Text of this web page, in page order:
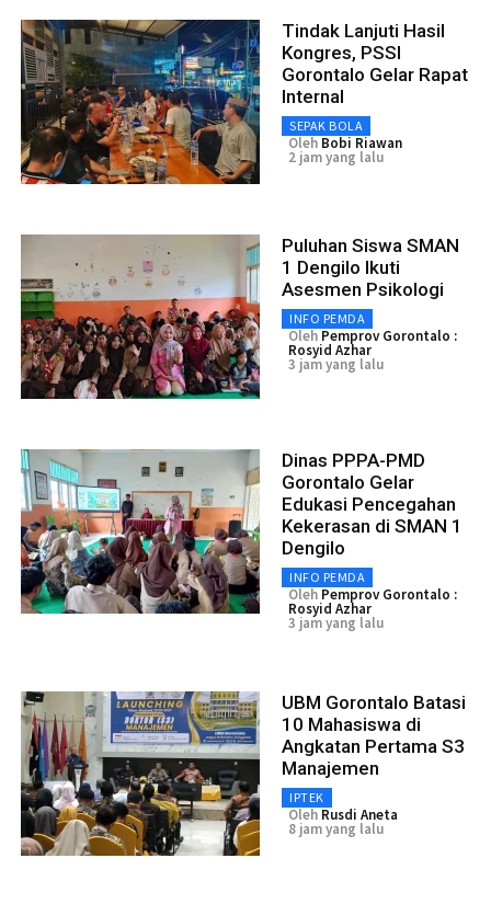
Tindak Lanjuti Hasil
Kongres, PSSI
Gorontalo Gelar Rapat
Internal
SEPAK BOLA
Oleh Bobi Riawan
2 jam yang lalu
Puluhan Siswa SMAN
1 Dengilo Ikuti
Asesmen Psikologi
INFO PEMDA
Oleh Pemprov Gorontalo :
Rosyid Azhar
3 jam yang lalu
Dinas PPPA-PMD
Gorontalo Gelar
Edukasi Pencegahan
Kekerasan di SMAN 1
Dengilo
INFO PEMDA
Oleh Pemprov Gorontalo :
Rosyid Azhar
3 jam yang lalu
UBM Gorontalo Batasi
10 Mahasiswa di
Angkatan Pertama S3
Manajemen
IPTEK
Oleh Rusdi Aneta
8 jam yang lalu